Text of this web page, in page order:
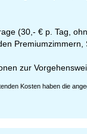
(30,- € p. Tag,
Premiumzimmern,
zur
Kosten haben die